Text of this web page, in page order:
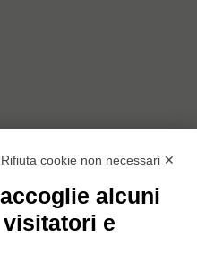
Rifiuta cookie non necessari ✕
alcuni
e